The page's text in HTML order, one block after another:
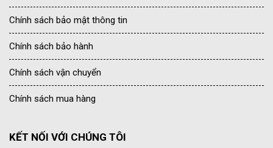
Chính sách bảo mật thông tin
Chính sách bảo hành
Chính sách vận chuyển
Chính sách mua hàng
KẾT NỐI VỚI CHÚNG TÔI